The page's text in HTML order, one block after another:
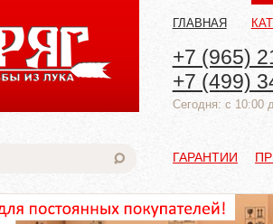
ГЛАВНАЯ
+7 (965)
+7 (499)
Cегодня: с 10:00
ГАРАНТИИ